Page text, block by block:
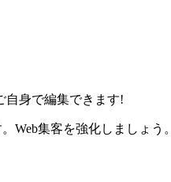
自身で編集できます!
Web集客を強化しましょう。